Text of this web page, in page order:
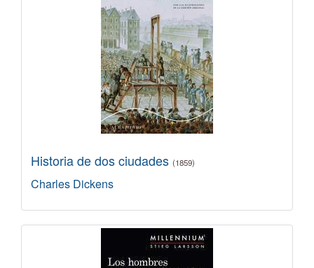
Historia de dos ciudades (1859)
Charles Dickens